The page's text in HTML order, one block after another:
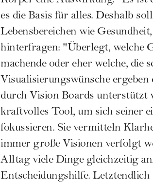
es die Basis für alles. Deshalb
Lebensbereichen wie
hinterfragen: "Überlegt, welche
machende oder eher welche, die
Visualisierungswünsche
durch Vision Boards unterstützt
kraftvolles Tool, um sich seiner
fokussieren. Sie vermitteln
immer große Visionen verfolgt
Alltag viele Dinge gleichzeitig
Entscheidungshilfe.